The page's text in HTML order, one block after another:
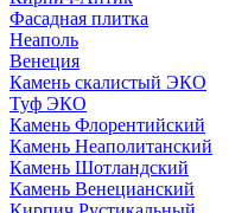
Фасадная плитка
Неаполь
Венеция
Камень скалистый ЭКО
Туф ЭКО
Камень Флорентийский
Камень Неаполитанский
Камень Шотландский
Камень Венецианский